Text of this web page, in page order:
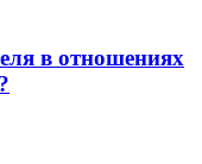
в отношениях